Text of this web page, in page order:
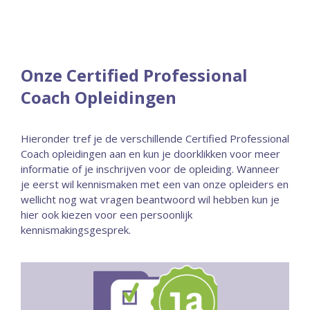
Onze Certified Professional
Coach Opleidingen
Hieronder tref je de verschillende Certified Professional
Coach opleidingen aan en kun je doorklikken voor meer
informatie of je inschrijven voor de opleiding. Wanneer
je eerst wil kennismaken met een van onze opleiders en
wellicht nog wat vragen beantwoord wil hebben kun je
hier ook kiezen voor een persoonlijk
kennismakingsgesprek.